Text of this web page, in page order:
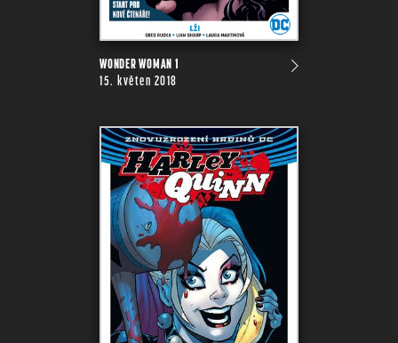
WONDER WOMAN 1
15. květen 2018